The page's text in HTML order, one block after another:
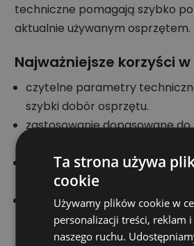
techniczne pomagają szybko
aktualnie używanym osprzętem.
Najważniejsze korzyści
czytelne parametry
szybki dobór osprzętu.
zastosowanie dopasowane
format opakowania wygodny
wyposażenia warsztatu.
profesjonalny charakter
codziennych zadań
budowlanych.
Ta strona używa
cookie
Używamy plików cookie w
personalizacji treści, reklam
naszego ruchu.